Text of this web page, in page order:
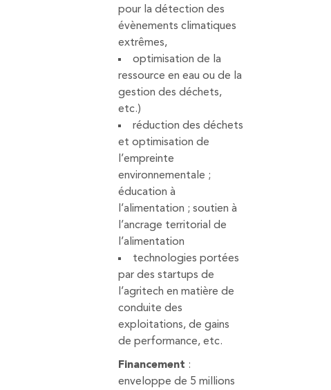
pour la détection des
évènements climatiques
extrêmes,
optimisation de la
ressource en eau ou de la
gestion des déchets,
etc.)
réduction des déchets
et optimisation de
l’empreinte
environnementale ;
éducation à
l’alimentation ; soutien à
l’ancrage territorial de
l’alimentation
technologies portées
par des startups de
l’agritech en matière de
conduite des
exploitations, de gains
de performance, etc.
Financement :
enveloppe de 5 millions